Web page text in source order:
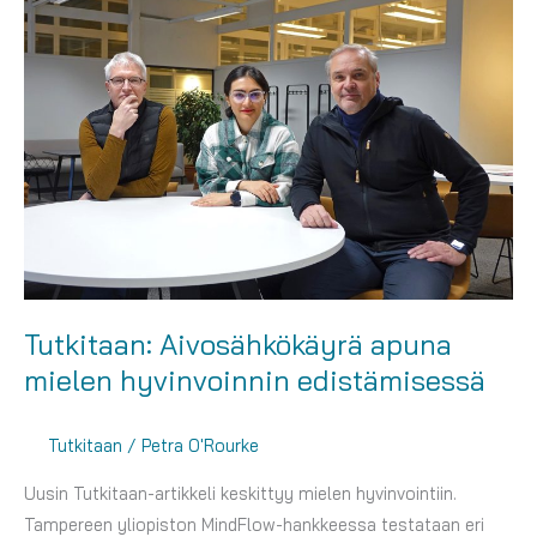
ikäteknologian
kehittämisessä
Tutkitaan: Aivosähkökäyrä apuna
mielen hyvinvoinnin edistämisessä
Tutkitaan / Petra O'Rourke
Uusin Tutkitaan-artikkeli keskittyy mielen hyvinvointiin.
Tampereen yliopiston MindFlow-hankkeessa testataan eri